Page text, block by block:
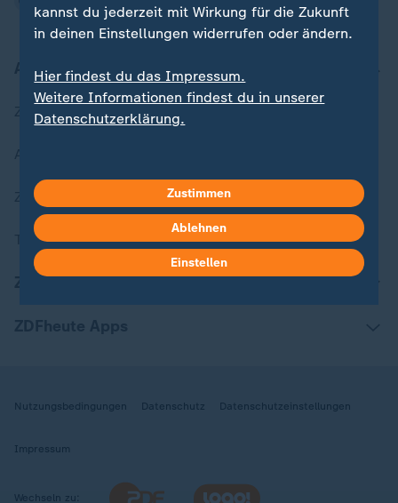
Aktuell bei ZDFheute
Zuletzt veröffentlicht
ZDFheute Stories
Themen im Überblick
ZDFheute Update
Nutzungsbedingungen Datenschutz Datenschutzeinstellungen
Impressum
Wechseln zu:
kannst du jederzeit mit Wirkung für die Zukunft
in deinen Einstellungen widerrufen oder ändern.
Hier findest du das Impressum.
Weitere Informationen findest du in unserer
Datenschutzerklärung.
Zustimmen
Ablehnen
Einstellen